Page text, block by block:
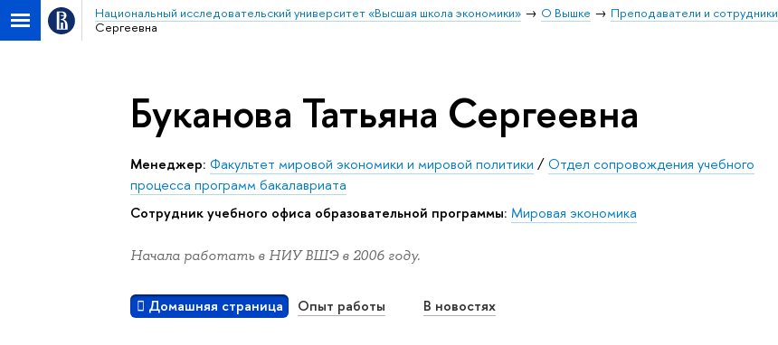
Национальный исследовательский университет «Высшая школа экономики» О Вышке Преподаватели и сотрудники
Сергеевна
Буканова Татьяна Сергеевна
Менеджер: Факультет мировой экономики и мировой политики /Отдел сопровождения учебного
процесса программ бакалавриата
Сотрудник учебного офиса образовательной программы: Мировая экономика
Начала работать в НИУ ВШЭ в 2006 году.
Домашняя страница Опыт работы В новостях